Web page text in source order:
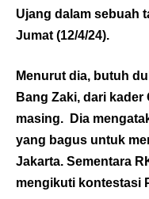
Ujang dalam sebuah
Jumat (12/4/24).
Menurut dia, butuh
Bang Zaki, dari
masing. Dia
yang bagus untuk
Jakarta. Sementara
mengikuti kontestasi